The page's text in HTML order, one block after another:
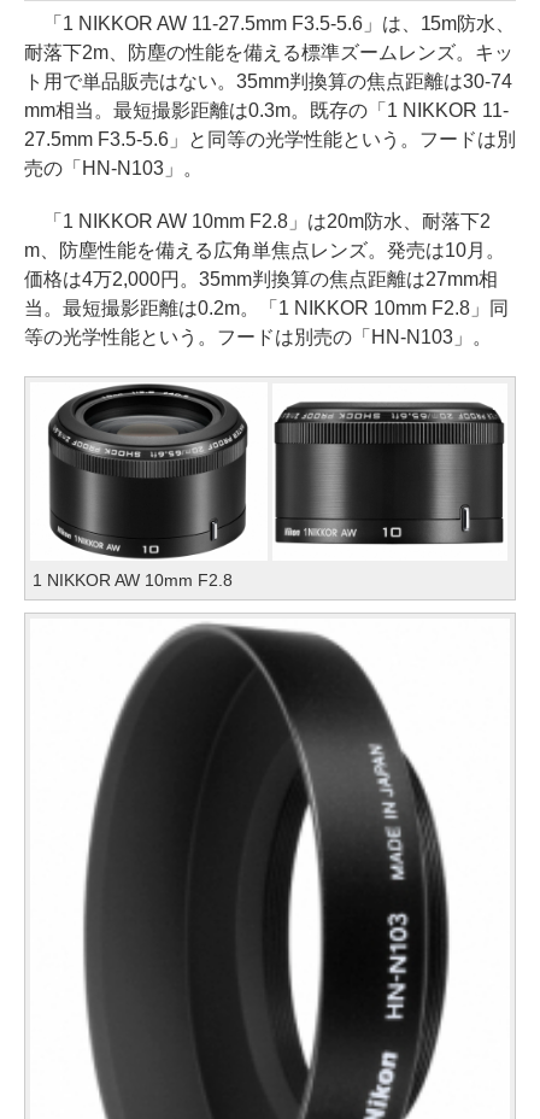
「1 NIKKOR AW 11-27.5mm F3.5-5.6」は、15m防水、
耐落下2m、防塵の性能を備える標準ズームレンズ。キッ
ト用で単品販売はない。35mm判換算の焦点距離は30-74
mm相当。最短撮影距離は0.3m。既存の「1 NIKKOR 11-
27.5mm F3.5-5.6」と同等の光学性能という。フードは別
売の「HN-N103」。
「1 NIKKOR AW 10mm F2.8」は20m防水、耐落下2
m、防塵性能を備える広角単焦点レンズ。発売は10月。
価格は4万2,000円。35mm判換算の焦点距離は27mm相
当。最短撮影距離は0.2m。「1 NIKKOR 10mm F2.8」同
等の光学性能という。フードは別売の「HN-N103」。
1 NIKKOR AW 10mm F2.8